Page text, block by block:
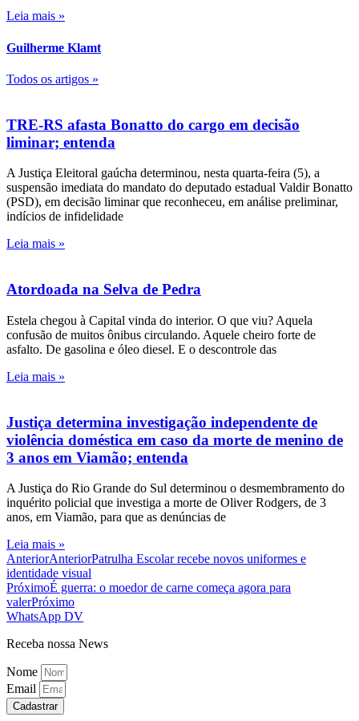
Leia mais »
Guilherme Klamt
Todos os artigos »
TRE-RS afasta Bonatto do cargo em decisão
liminar; entenda
A Justiça Eleitoral gaúcha determinou, nesta quarta-feira (5), a
suspensão imediata do mandato do deputado estadual Valdir Bonatto
(PSD), em decisão liminar que reconheceu, em análise preliminar,
indícios de infidelidade
Leia mais »
Atordoada na Selva de Pedra
Estela chegou à Capital vinda do interior. O que viu? Aquela
confusão de muitos ônibus circulando. Aquele cheiro forte de
asfalto. De gasolina e óleo diesel. E o descontrole das
Leia mais »
Justiça determina investigação independente de
violência doméstica em caso da morte de menino de
3 anos em Viamão; entenda
A Justiça do Rio Grande do Sul determinou o desmembramento do
inquérito policial que investiga a morte de Oliver Rodgers, de 3
anos, em Viamão, para que as denúncias de
Leia mais »
AnteriorAnteriorPatrulha Escolar recebe novos uniformes e
identidade visual
PróximoÉ guerra: o moedor de carne começa agora para
valerPróximo
WhatsApp DV
Receba nossa News
Nome
Email
Cadastrar